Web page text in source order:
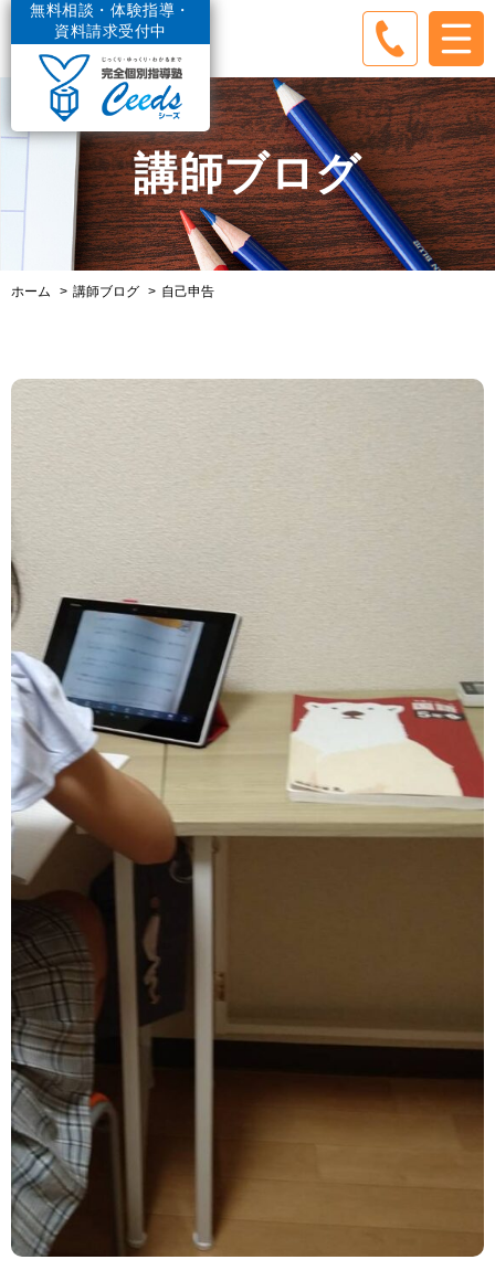
無料相談・体験指導・
資料請求受付中
講師ブログ
ホーム 講師ブログ 自己申告